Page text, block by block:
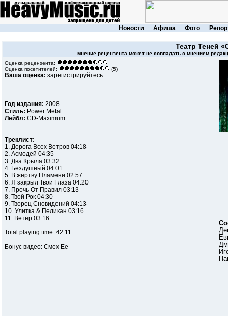
Новости Афиша Фото
Театр Теней
мнение рецензента может не совпадать с мнением
Оценка рецензента:
Оценка посетителей:
(5)
Ваша оценка: зарегистрируйтесь
Год издания: 2008
Стиль: Power Metal
Лейбл: CD-Maximum
Треклист:
1. Дорога Всех Ветров 04:18
2. Асмодей 04:35
3. Два Крыла 03:32
4. Бездушный 04:01
5. В жертву Пламени 02:57
6. Я закрыл Твои Глаза 04:20
7. Прочь От Правил 03:13
8. Твой Рок 04:30
9. Творец Сновидений 04:13
10. Улитка & Пеликан 03:16
11. Ветер 03:16
Total playing time: 42:11
Бонус видео: Смех Ее